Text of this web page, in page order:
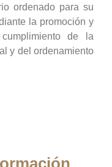
ordenado para su
la promoción y
de la
y del ordenamiento